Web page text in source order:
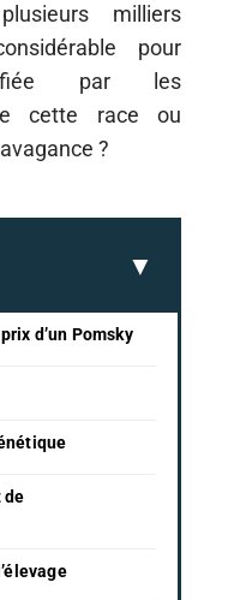
milliers
pour
par les
cette race ou
?
d’un Pomsky
de